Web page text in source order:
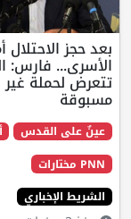
أموال
القدس
غير
أسرى